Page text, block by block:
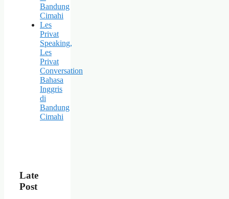
Bandung
Cimahi
Les
Privat
Speaking,
Les
Privat
Conversation
Bahasa
Inggris
di
Bandung
Cimahi
Late
Post